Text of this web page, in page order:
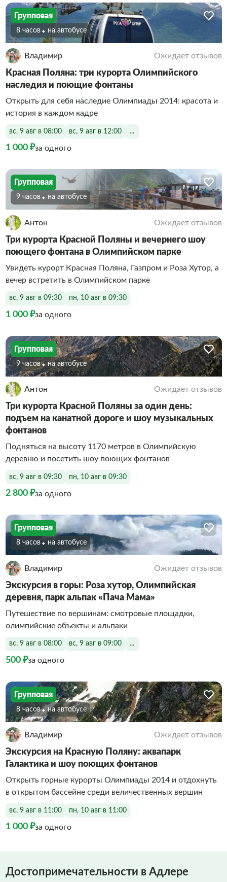
Групповая
8 часов На автобусе
Владимир Ожидает отзывов
Красная Поляна: три курорта Олимпийского
наследия и поющие фонтаны
Открыть для себя наследие Олимпиады 2014: красота и
история в каждом кадре
вс, 9 авг в 08:00 вс, 9 авг в 12:00 ...
1 000 ₽за одного
Групповая
9 часов На автобусе
Антон Ожидает отзывов
Три курорта Красной Поляны и вечернего шоу
поющего фонтана в Олимпийском парке
Увидеть курорт Красная Поляна, Газпром и Роза Хутор, а
вечер встретить в Олимпийском парке
вс, 9 авг в 09:30 пн, 10 авг в 09:30
1 000 ₽за одного
Групповая
9 часов На автобусе
Антон Ожидает отзывов
Три курорта Красной Поляны за один день:
подъем на канатной дороге и шоу музыкальных
фонтанов
Подняться на высоту 1170 метров в Олимпийскую
деревню и посетить шоу поющих фонтанов
вс, 9 авг в 09:30 пн, 10 авг в 09:30
2 800 ₽за одного
Групповая
8 часов На автобусе
Владимир Ожидает отзывов
Экскурсия в горы: Роза хутор, Олимпийская
деревня, парк альпак «Пача Мама»
Путешествие по вершинам: смотровые площадки,
олимпийские объекты и альпаки
вс, 9 авг в 08:00 вс, 9 авг в 09:00 ...
500 ₽за одного
Групповая
8 часов На автобусе
Владимир Ожидает отзывов
Экскурсия на Красную Поляну: аквапарк
Галактика и шоу поющих фонтанов
Открыть горные курорты Олимпиады 2014 и отдохнуть
в открытом бассейне среди величественных вершин
вс, 9 авг в 11:00 пн, 10 авг в 11:00
1 000 ₽за одного
Достопримечательности в Адлере